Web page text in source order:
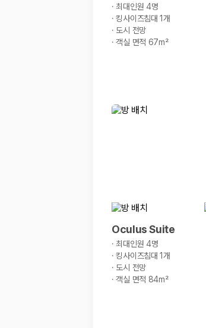
·최대인원 4명
·킹사이즈침대 1개
· 도시 전망
·객실 면적 67m²
Oculus Suite
·최대인원 4명
·킹사이즈침대 1개
· 도시 전망
·객실 면적 84m²